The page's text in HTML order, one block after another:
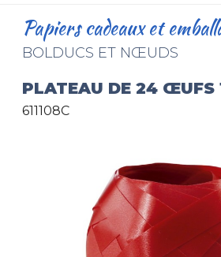
Loisirs créatifs
Cuir & trousses
Toutes les collections
Papiers cadeaux et
BOLDUCS ET NŒUDS
PLATEAU DE 24 ŒUFS
611108C